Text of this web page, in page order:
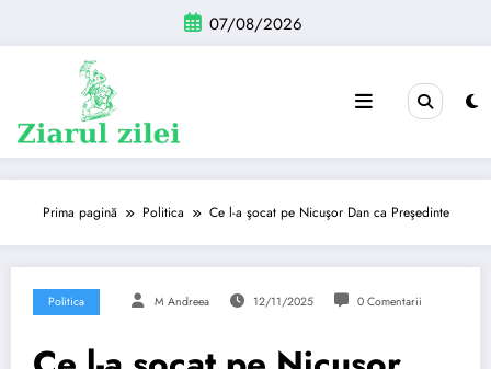
conținut
07/08/2026
Prima pagină Politica Ce l-a şocat pe Nicuşor Dan ca Preşedinte
Politica M Andreea 12/11/2025 0 Comentarii